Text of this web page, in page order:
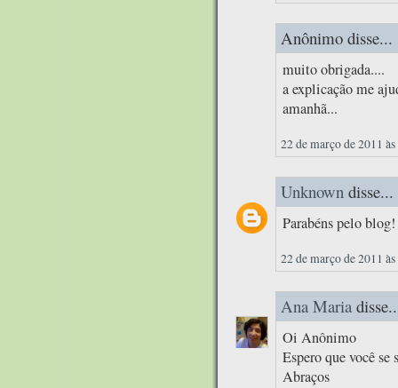
Anônimo disse...
muito obrigada....
a explicação me
amanhã...
22 de março de 2011
Unknown disse...
Parabéns pelo
22 de março de 2011
Ana Maria
Oi Anônimo
Espero que você
Abraços